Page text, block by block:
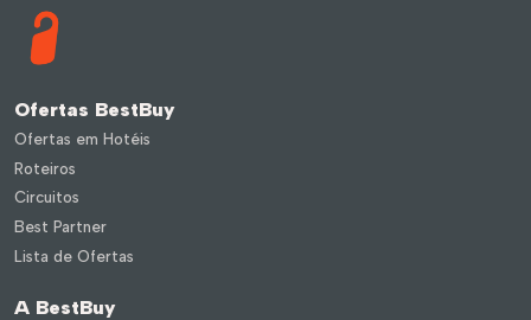
Ofertas BestBuy
Ofertas em Hotéis
Roteiros
Circuitos
Best Partner
Lista de Ofertas
A BestBuy